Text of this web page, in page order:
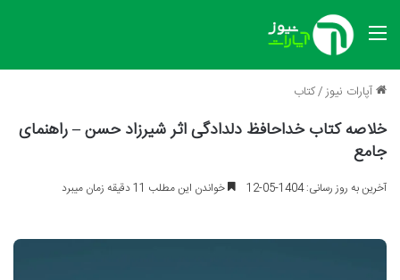
منو
آپارات نیوز/کتاب
خلاصه کتاب خداحافظ دلدادگی اثر شیرزاد حسن – راهنمای
جامع
آخرین به روز رسانی: 1404-05-12 خواندن این مطلب 11 دقیقه زمان میبرد